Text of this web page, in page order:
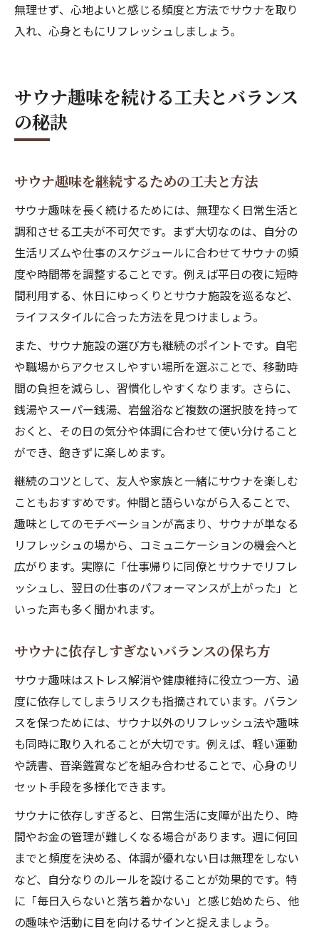
無理せず、心地よいと感じる頻度と方法でサウナを取り
入れ、心身ともにリフレッシュしましょう。
サウナ趣味を続ける工夫とバランス
の秘訣
サウナ趣味を継続するための工夫と方法
サウナ趣味を長く続けるためには、無理なく日常生活と
調和させる工夫が不可欠です。まず大切なのは、自分の
生活リズムや仕事のスケジュールに合わせてサウナの頻
度や時間帯を調整することです。例えば平日の夜に短時
間利用する、休日にゆっくりとサウナ施設を巡るなど、
ライフスタイルに合った方法を見つけましょう。
また、サウナ施設の選び方も継続のポイントです。自宅
や職場からアクセスしやすい場所を選ぶことで、移動時
間の負担を減らし、習慣化しやすくなります。さらに、
銭湯やスーパー銭湯、岩盤浴など複数の選択肢を持って
おくと、その日の気分や体調に合わせて使い分けること
ができ、飽きずに楽しめます。
継続のコツとして、友人や家族と一緒にサウナを楽しむ
こともおすすめです。仲間と語らいながら入ることで、
趣味としてのモチベーションが高まり、サウナが単なる
リフレッシュの場から、コミュニケーションの機会へと
広がります。実際に「仕事帰りに同僚とサウナでリフレ
ッシュし、翌日の仕事のパフォーマンスが上がった」と
いった声も多く聞かれます。
サウナに依存しすぎないバランスの保ち方
サウナ趣味はストレス解消や健康維持に役立つ一方、過
度に依存してしまうリスクも指摘されています。バラン
スを保つためには、サウナ以外のリフレッシュ法や趣味
も同時に取り入れることが大切です。例えば、軽い運動
や読書、音楽鑑賞などを組み合わせることで、心身のリ
セット手段を多様化できます。
サウナに依存しすぎると、日常生活に支障が出たり、時
間やお金の管理が難しくなる場合があります。週に何回
までと頻度を決める、体調が優れない日は無理をしない
など、自分なりのルールを設けることが効果的です。特
に「毎日入らないと落ち着かない」と感じ始めたら、他
の趣味や活動に目を向けるサインと捉えましょう。